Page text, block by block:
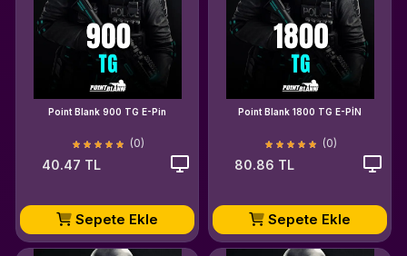
Point Blank 900 TG E-Pin
(0)
40.47 TL
Sepete Ekle
Point Blank 1800 TG E-PİN
(0)
80.86 TL
Sepete Ekle